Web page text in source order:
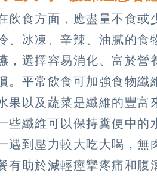
飲食方面，應盡量不食或
、冰凍、辛辣、油膩的食
，選擇容易消化、富於營
。平常飲食可加強食物纖
果以及蔬菜是纖維的豐富
些纖維可以保持糞便中
遇到壓力較大吃大喝，
有助於減輕痙攣疼痛和腹